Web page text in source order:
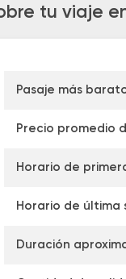
tu viaje
Pasaje más
Precio promedio
Horario de
Horario de última
Duración